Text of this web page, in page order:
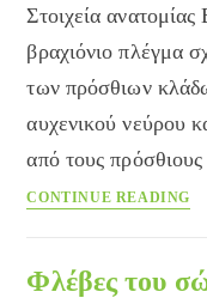
Στοιχεία
βραχιόνιο πλέγμα
των πρόσθιων
αυχενικού νεύρου
από τους
CONTINUE READING
Φλέβες του